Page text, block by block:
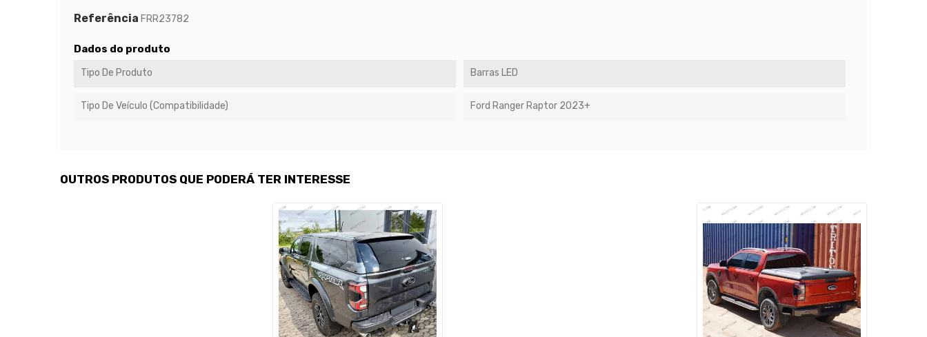
Referência FRR23782
Dados do produto
Tipo De Produto Barras LED
Tipo De Veículo (Compatibilidade) Ford Ranger Raptor 2023+
OUTROS PRODUTOS QUE PODERÁ TER INTERESSE